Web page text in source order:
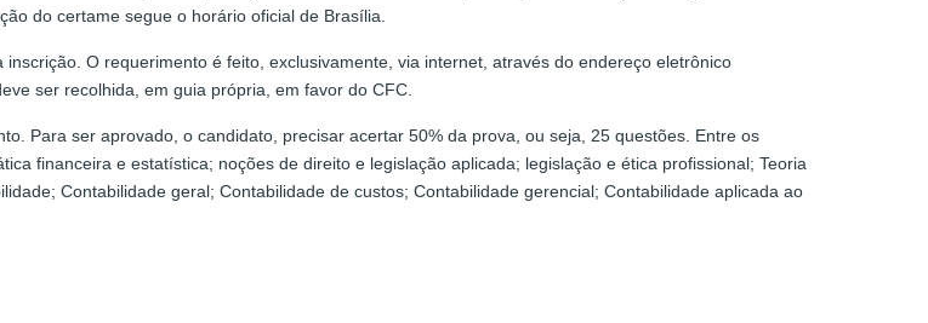
do certame segue o horário oficial de Brasília.
O requerimento é feito, exclusivamente, via internet, através do endereço eletrônico
ser recolhida, em guia própria, em favor do CFC.
Para ser aprovado, o candidato, precisar acertar 50% da prova, ou seja, 25 questões. Entre os
financeira e estatística; noções de direito e legislação aplicada; legislação e ética profissional; Teoria
Contabilidade geral; Contabilidade de custos; Contabilidade gerencial; Contabilidade aplicada ao